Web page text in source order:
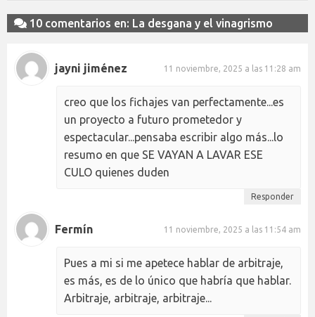
10 comentarios en: La desgana y el vinagrismo
jayni jiménez 11 noviembre, 2025 a las 11:28 am
creo que los fichajes van perfectamente...es
un proyecto a futuro prometedor y
espectacular...pensaba escribir algo más...lo
resumo en que SE VAYAN A LAVAR ESE
CULO quienes duden
Responder
Fermín 11 noviembre, 2025 a las 11:54 am
Pues a mi si me apetece hablar de arbitraje,
es más, es de lo único que habría que hablar.
Arbitraje, arbitraje, arbitraje...